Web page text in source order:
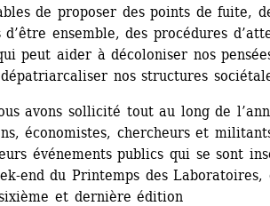
de proposer des points de fuite,
d’être ensemble, des procédures
peut aider à décoloniser nos
nos structures
avons sollicité tout au long de
économistes, chercheurs et
événements publics qui se sont
end du Printemps des Laboratoires,
et dernière édition